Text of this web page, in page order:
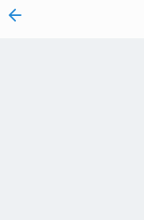
vai al contenuto